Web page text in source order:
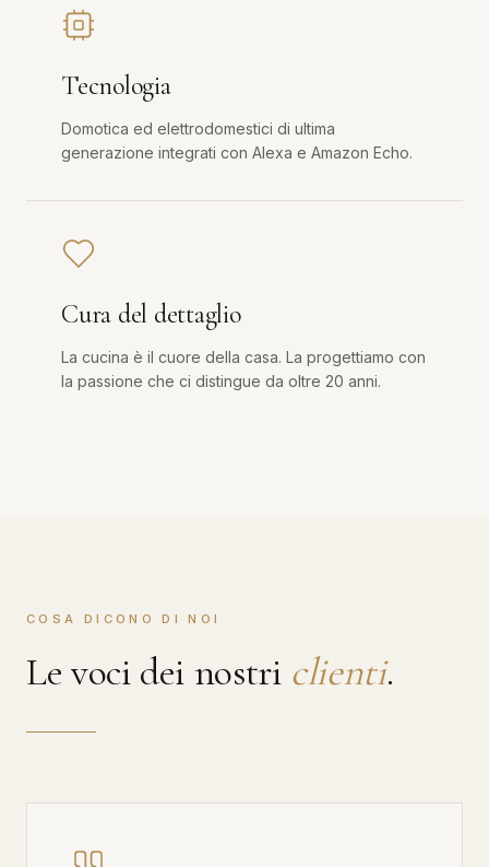
Tecnologia
Domotica ed elettrodomestici di ultima
generazione integrati con Alexa e Amazon Echo.
Cura del dettaglio
La cucina è il cuore della casa. La progettiamo con
la passione che ci distingue da oltre 20 anni.
COSA DICONO DI NOI
Le voci dei nostri clienti.